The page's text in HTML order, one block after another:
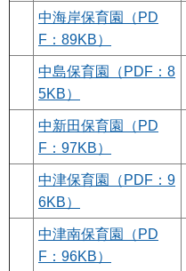
中海岸保育園（PD
F：89KB）
中島保育園（PDF：8
5KB）
中新田保育園（PD
F：97KB）
中津保育園（PDF：9
6KB）
中津南保育園（PD
F：96KB）